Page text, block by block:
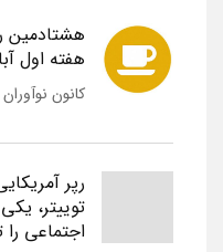
هشتادمین
هفته اول آبان 1401 برگزار
کانون
رپر
توییتر،
اجتماعی